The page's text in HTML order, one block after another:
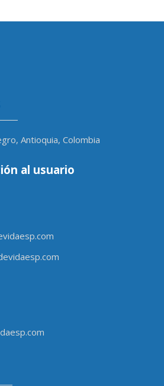
Antioquia, Colombia
al usuario